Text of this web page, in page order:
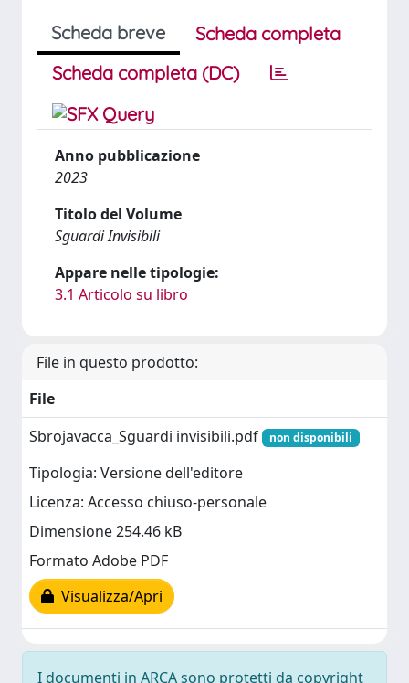
Scheda breve
Scheda completa
Scheda completa (DC)
Anno pubblicazione
2023
Titolo del Volume
Sguardi Invisibili
Appare nelle tipologie:
3.1 Articolo su libro
File in questo prodotto:
File
Sbrojavacca_Sguardi invisibili.pdf
non disponibili
Tipologia: Versione dell'editore
Licenza: Accesso chiuso-personale
Dimensione 254.46 kB
Formato Adobe PDF
Visualizza/Apri
I documenti in ARCA sono protetti da copyright